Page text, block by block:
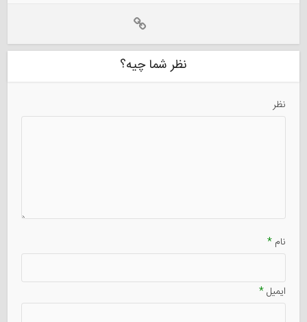
نظر شما چیه؟
نظر
نام*
ایمیل*